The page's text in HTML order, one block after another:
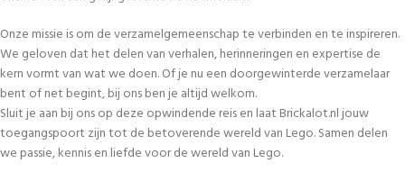
Onze missie is om de verzamelgemeenschap te verbinden en te inspireren.
We geloven dat het delen van verhalen, herinneringen en expertise de
kern vormt van wat we doen. Of je nu een doorgewinterde verzamelaar
bent of net begint, bij ons ben je altijd welkom.
Sluit je aan bij ons op deze opwindende reis en laat Brickalot.nl jouw
toegangspoort zijn tot de betoverende wereld van Lego. Samen delen
we passie, kennis en liefde voor de wereld van Lego.